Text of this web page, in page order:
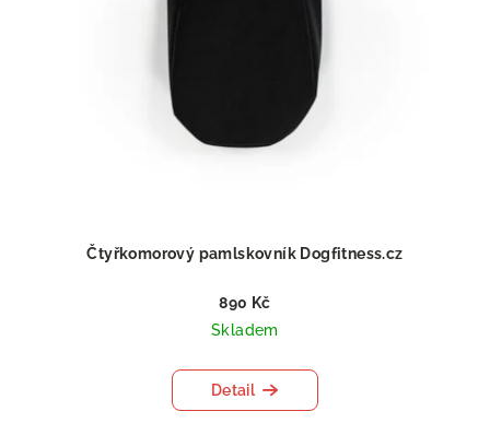
Čtyřkomorový pamlskovník Dogfitness.cz
890 Kč
Skladem
Detail